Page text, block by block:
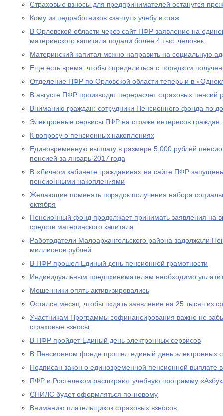
Страховые взносы для предпринимателей останутся
Кому из педработников «зачтут» учебу в стаж
В Орловской области через сайт ПФР заявление на
материнского капитала подали более 4 тыс. человек
Материнский капитал можно направить на социальную
Еще есть время, чтобы определиться с порядком
Отделение ПФР по Орловской области теперь и в
В августе ПФР производит перерасчет страховых
Вниманию граждан: сотрудники Пенсионного фонда по
Электронные сервисы ПФР на страже интересов граждан
К вопросу о пенсионных накоплениях
Единовременную выплату в размере 5 000 рублей
пенсией за январь 2017 года
В «Личном кабинете гражданина» на сайте ПФР
пенсионными накоплениями
Желающие поменять порядок получения набора
октября
Пенсионный фонд продолжает принимать заявления на
средств материнского капитала
Работодатели Малоархангельского района задолжали
миллионов рублей
В ПФР прошел Единый день пенсионной грамотности
Индивидуальным предпринимателям необходимо
Мошенники опять активизировались
Остался месяц, чтобы подать заявление на 25 тысяч из
Участникам Программы софинансирования важно не
страховые взносы
В ПФР пройдет Единый день электронных сервисов
В Пенсионном фонде прошел единый день электронных
Подписан закон о единовременной пенсионной выплате
ПФР и Ростелеком расширяют учебную программу
СНИЛС будет оформляться по-новому
Вниманию плательщиков страховых взносов